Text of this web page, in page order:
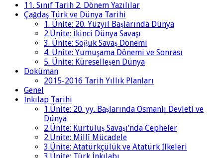
11. Sınıf Tarih 2. Dönem Yazılılar
Çağdaş Türk ve Dünya Tarihi
1. Ünite: 20. Yüzyıl Başlarında Dünya
2.Ünite: İkinci Dünya Savaşı
3. Ünite: Soğuk Savaş Dönemi
4. Ünite: Yumuşama Dönemi ve Sonrası
5. Ünite: Küreselleşen Dünya
Doküman
2015-2016 Tarih Yıllık Planları
Genel
İnkılap Tarihi
1.Ünite: 20. yy. Başlarında Osmanlı Devleti ve
Dünya
2.Ünite: Kurtuluş Savaşı’nda Cepheler
2.Ünite: Millî Mücadele
3.Ünite: Atatürkçülük ve Atatürk İlkeleri